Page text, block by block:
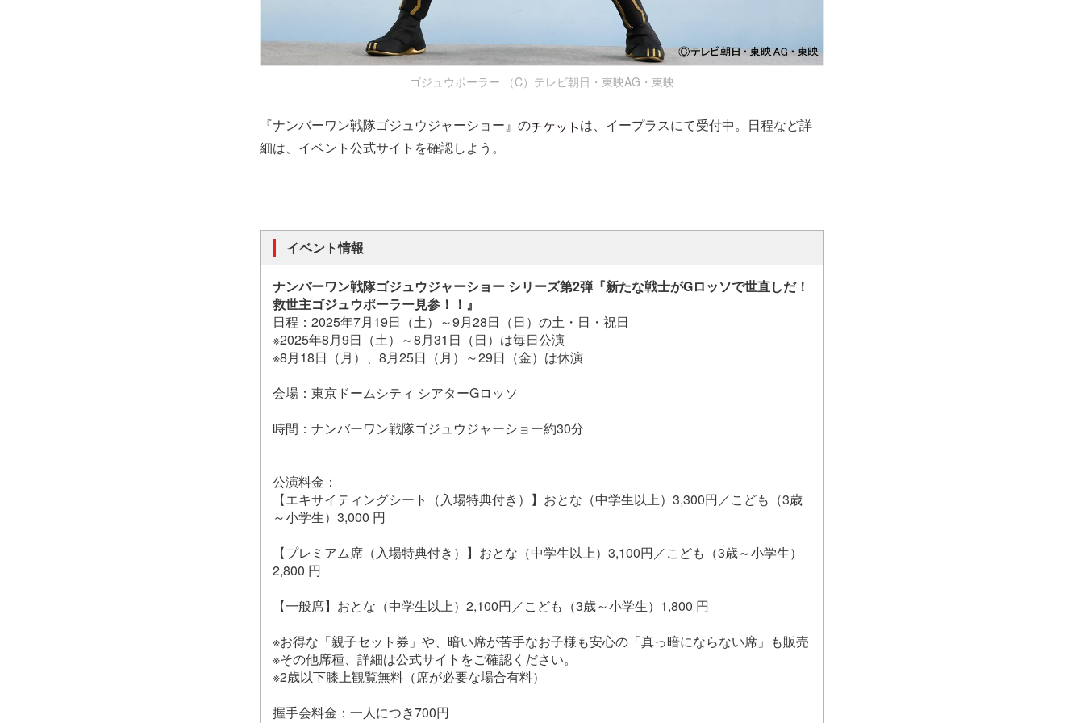
ゴジュウポーラー （C）テレビ朝日・東映AG・東映
『ナンバーワン戦隊ゴジュウジャーショー』の
は、イープラスにて受付中。日程など詳
細は、イベント公式サイトを確認しよう。
イベント情報
ナンバーワン戦隊ゴジュウジャーショー シリーズ第2弾『新たな戦士がGロッソで世直しだ！
救世主ゴジュウポーラー見参！！』
日程：2025年7月19日（土）～9月28日（日）の土・日・祝日
※2025年8月9日（土）～8月31日（日）は毎日公演
※8月18日（月）、8月25日（月）～29日（金）は休演
会場：東京ドームシティ シアターGロッソ
時間：ナンバーワン戦隊ゴジュウジャーショー約30分
公演料金：
【エキサイティングシート（入場特典付き）】おとな（中学生以上）3,300円／こども（3歳
～小学生）3,000 円
【プレミアム席（入場特典付き）】おとな（中学生以上）3,100円／こども（3歳～小学生）
2,800 円
【一般席】おとな（中学生以上）2,100円／こども（3歳～小学生）1,800 円
※お得な「親子セット券」や、暗い席が苦手なお子様も安心の「真っ暗にならない席」も販売
※その他席種、詳細は公式サイトをご確認ください。
※2歳以下膝上観覧無料（席が必要な場合有料）
握手会料金：一人につき700円